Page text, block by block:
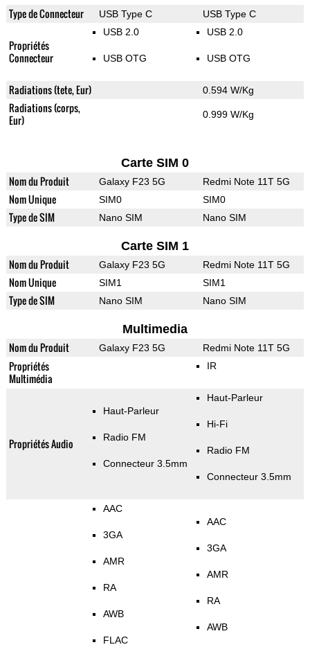
Type de Connecteur USB Type C USB Type C
Propriétés
Connecteur
USB 2.0
USB OTG
USB 2.0
USB OTG
Radiations (tete, Eur) 0.594 W/Kg
Radiations (corps,
Eur)
0.999 W/Kg
Carte SIM 0
Nom du Produit Galaxy F23 5G Redmi Note 11T 5G
Nom Unique SIM0 SIM0
Type de SIM Nano SIM Nano SIM
Carte SIM 1
Nom du Produit Galaxy F23 5G Redmi Note 11T 5G
Nom Unique SIM1 SIM1
Type de SIM Nano SIM Nano SIM
Multimedia
Nom du Produit Galaxy F23 5G Redmi Note 11T 5G
Propriétés
Multimédia
IR
Propriétés Audio
Haut-Parleur
Radio FM
Connecteur 3.5mm
Haut-Parleur
Hi-Fi
Radio FM
Connecteur 3.5mm
AAC
3GA
AMR
RA
AWB
FLAC
AAC
3GA
AMR
RA
AWB